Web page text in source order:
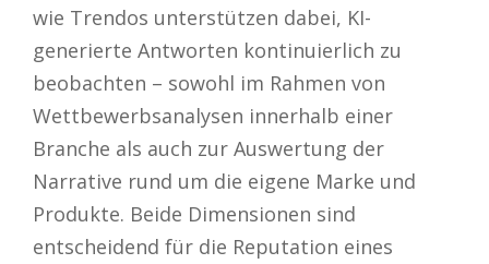
wie Trendos unterstützen dabei, KI-
generierte Antworten kontinuierlich zu
beobachten – sowohl im Rahmen von
Wettbewerbsanalysen innerhalb einer
Branche als auch zur Auswertung der
Narrative rund um die eigene Marke und
Produkte. Beide Dimensionen sind
entscheidend für die Reputation eines